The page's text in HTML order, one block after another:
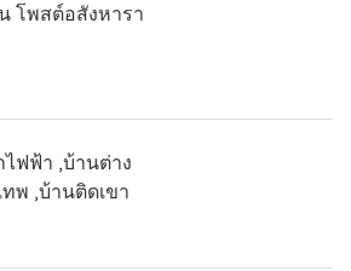
โพสต์อสังหารา
ฟฟ้า ,บ้านต่าง
พ ,บ้านติดเขา